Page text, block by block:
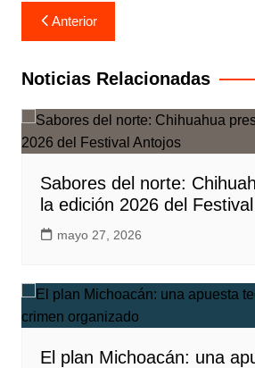
Navegación
de
entradas
Anterior
Noticias Relacionadas
Sabores del norte:
la edición 2026 del
mayo 27, 2026
El plan Michoacán: una